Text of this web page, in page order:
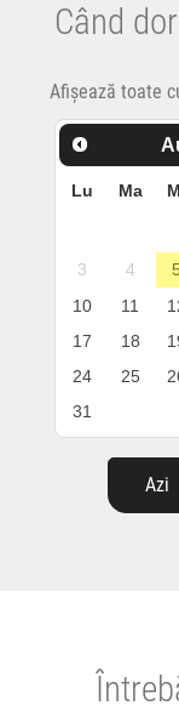
Când
Afișează toate
Lu Ma
3
4 5
10
11
17
18
24
25
31
Azi